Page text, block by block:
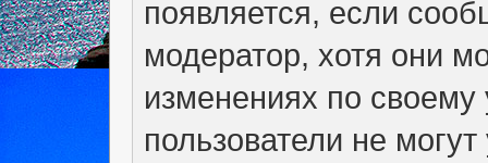
появляется, если
модератор, хотя они
изменениях по
пользователи не